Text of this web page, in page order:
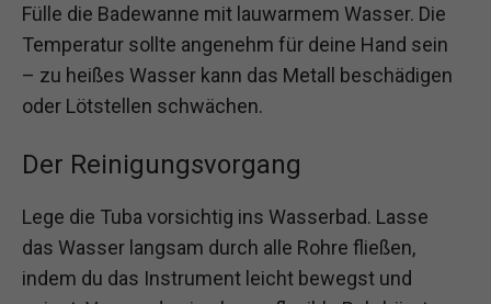
Fülle die Badewanne mit lauwarmem Wasser. Die
Temperatur sollte angenehm für deine Hand sein
– zu heißes Wasser kann das Metall beschädigen
oder Lötstellen schwächen.
Der Reinigungsvorgang
Lege die Tuba vorsichtig ins Wasserbad. Lasse
das Wasser langsam durch alle Rohre fließen,
indem du das Instrument leicht bewegst und